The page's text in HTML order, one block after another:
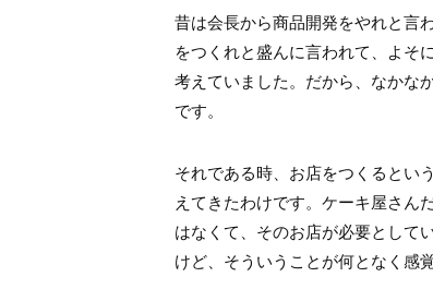
昔は会長から商品開発をやれと言
をつくれと盛んに言われて、よそ
考えていました。だから、なかな
です。
それである時、お店をつくるとい
えてきたわけです。ケーキ屋さん
はなくて、そのお店が必要として
けど、そういうことが何となく感